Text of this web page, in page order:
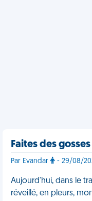
Faites des gosses
Par Evandar - 29/08/
Aujourd'hui, dans le
réveillé, en pleurs,